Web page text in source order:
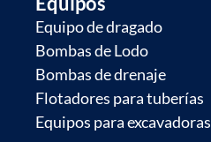
Equipo de dragado
Bombas de Lodo
Bombas de drenaje
Flotadores para tuberías
Equipos para excavadoras